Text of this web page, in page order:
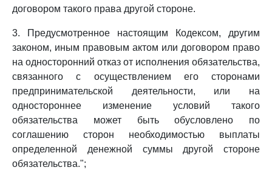
договором такого права другой стороне.
3. Предусмотренное настоящим Кодексом, другим
законом, иным правовым актом или договором право
на односторонний отказ от исполнения обязательства,
связанного с осуществлением его сторонами
предпринимательской деятельности, или на
одностороннее изменение условий такого
обязательства может быть обусловлено по
соглашению сторон необходимостью выплаты
определенной денежной суммы другой стороне
обязательства.";